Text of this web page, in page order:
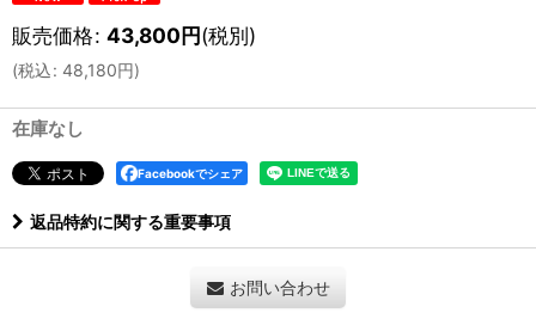
販売価格: 43,800円(税別)
(税込: 48,180円)
在庫なし
Facebookでシェア
返品特約に関する重要事項
お問い合わせ